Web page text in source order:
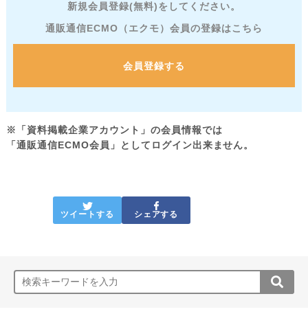
新規会員登録(無料)をしてください。
通販通信ECMO（エクモ）会員の登録はこちら
会員登録する
※「資料掲載企業アカウント」の会員情報では
「通販通信ECMO会員」としてログイン出来ません。
ツイートする シェアする